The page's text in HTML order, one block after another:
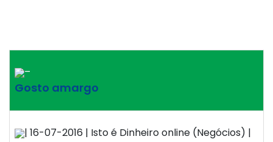
–
Gosto amargo
| 16-07-2016 | Isto é Dinheiro online (Negócios) |